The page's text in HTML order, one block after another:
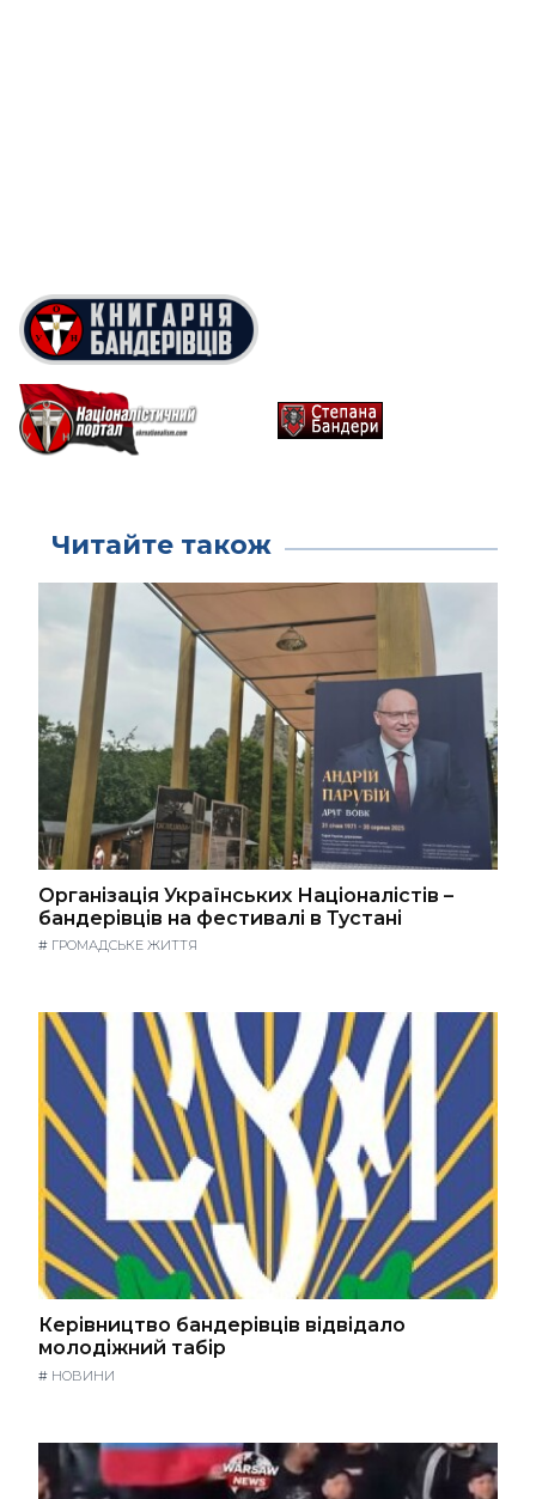
Читайте також
Організація Українських Націоналістів –
бандерівців на фестивалі в Тустані
# ГРОМАДСЬКЕ ЖИТТЯ
Керівництво бандерівців відвідало
молодіжний табір
# НОВИНИ